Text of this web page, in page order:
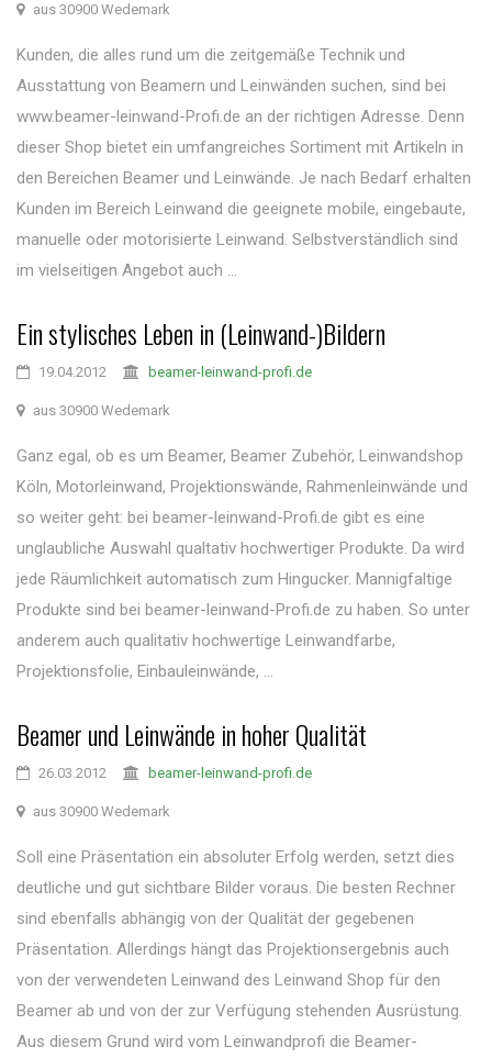
aus 30900 Wedemark
Kunden, die alles rund um die zeitgemäße Technik und
Ausstattung von Beamern und Leinwänden suchen, sind bei
www.beamer-leinwand-Profi.de an der richtigen Adresse. Denn
dieser Shop bietet ein umfangreiches Sortiment mit Artikeln in
den Bereichen Beamer und Leinwände. Je nach Bedarf erhalten
Kunden im Bereich Leinwand die geeignete mobile, eingebaute,
manuelle oder motorisierte Leinwand. Selbstverständlich sind
im vielseitigen Angebot auch ...
Ein stylisches Leben in (Leinwand-)Bildern
19.04.2012 beamer-leinwand-profi.de
aus 30900 Wedemark
Ganz egal, ob es um Beamer, Beamer Zubehör, Leinwandshop
Köln, Motorleinwand, Projektionswände, Rahmenleinwände und
so weiter geht: bei beamer-leinwand-Profi.de gibt es eine
unglaubliche Auswahl qualtativ hochwertiger Produkte. Da wird
jede Räumlichkeit automatisch zum Hingucker. Mannigfaltige
Produkte sind bei beamer-leinwand-Profi.de zu haben. So unter
anderem auch qualitativ hochwertige Leinwandfarbe,
Projektionsfolie, Einbauleinwände, ...
Beamer und Leinwände in hoher Qualität
26.03.2012 beamer-leinwand-profi.de
aus 30900 Wedemark
Soll eine Präsentation ein absoluter Erfolg werden, setzt dies
deutliche und gut sichtbare Bilder voraus. Die besten Rechner
sind ebenfalls abhängig von der Qualität der gegebenen
Präsentation. Allerdings hängt das Projektionsergebnis auch
von der verwendeten Leinwand des Leinwand Shop für den
Beamer ab und von der zur Verfügung stehenden Ausrüstung.
Aus diesem Grund wird vom Leinwandprofi die Beamer-